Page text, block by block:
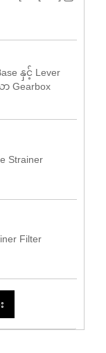
နှင့် Lever
Gearbox
Strainer
Filter